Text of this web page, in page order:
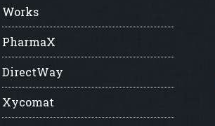
Works
PharmaX
DirectWay
Xycomat